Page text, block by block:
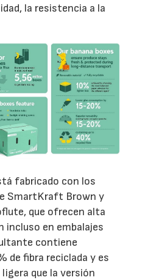
la resistencia a la
fabricado con los
SmartKraft Brown y
que ofrecen alta
incluso en embalajes
contiene
de fibra reciclada y es
que la versión